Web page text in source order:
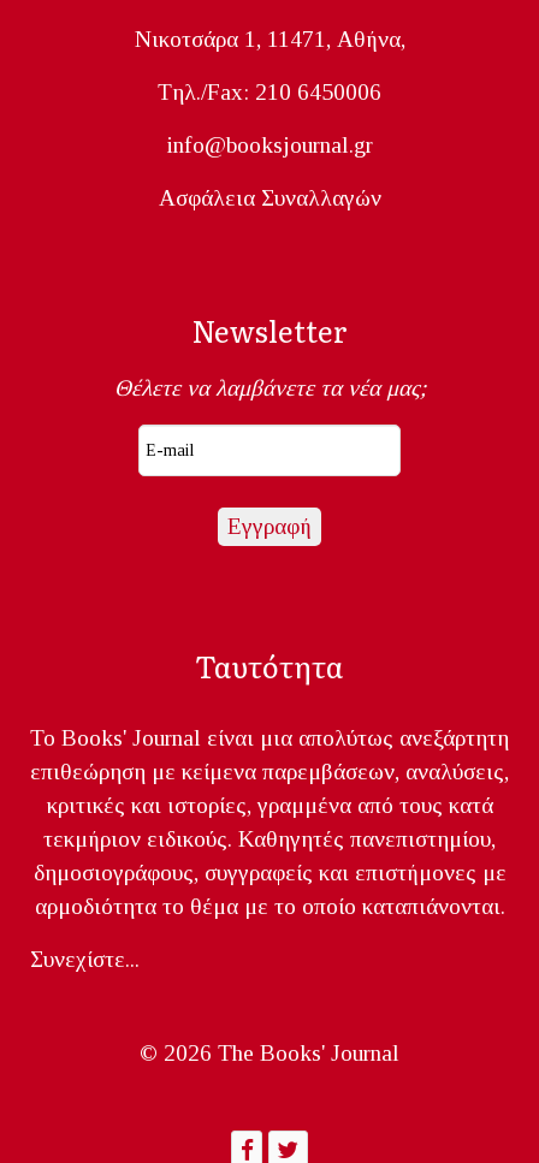
Nικοτσάρα 1, 11471, Aθήνα,
Tηλ./Fax: 210 6450006
info@booksjournal.gr
Ασφάλεια Συναλλαγών
Newsletter
Θέλετε να λαμβάνετε τα νέα μας;
Ταυτότητα
Το Books' Journal είναι μια απολύτως ανεξάρτητη
επιθεώρηση με κείμενα παρεμβάσεων, αναλύσεις,
κριτικές και ιστορίες, γραμμένα από τους κατά
τεκμήριον ειδικούς. Καθηγητές πανεπιστημίου,
δημοσιογράφους, συγγραφείς και επιστήμονες με
αρμοδιότητα το θέμα με το οποίο καταπιάνονται.
Συνεχίστε...
© 2026 The Books' Journal